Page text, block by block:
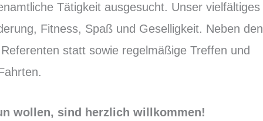
Tätigkeit ausgesucht. Unser vielfältiges
Fitness, Spaß und Geselligkeit. Neben den
statt sowie regelmäßige Treffen und
wollen, sind herzlich willkommen!